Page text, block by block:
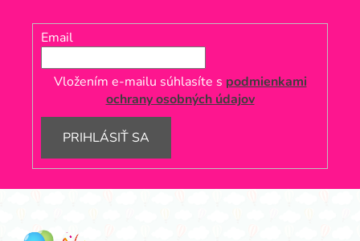
Email
Vložením e-mailu súhlasíte s podmienkami
ochrany osobných údajov
PRIHLÁSIŤ SA
Z